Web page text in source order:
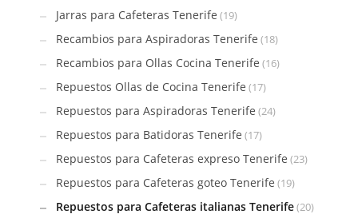
Jarras para Cafeteras Tenerife (19)
Recambios para Aspiradoras Tenerife (18)
Recambios para Ollas Cocina Tenerife (16)
Repuestos Ollas de Cocina Tenerife (17)
Repuestos para Aspiradoras Tenerife (24)
Repuestos para Batidoras Tenerife (17)
Repuestos para Cafeteras expreso Tenerife (23)
Repuestos para Cafeteras goteo Tenerife (19)
Repuestos para Cafeteras italianas Tenerife(20)